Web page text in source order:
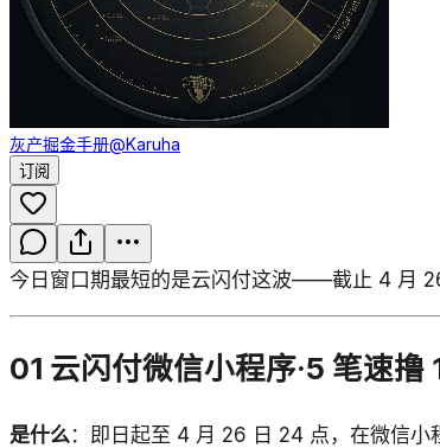
灰产掘金手册@Karuha
订阅
今日窗口期最短的是云闪付这波——截止 4 月
01 云闪付微信小程序·5 笔速撸
是什么 ：即日起至 4 月 26 日 24 点，在微信